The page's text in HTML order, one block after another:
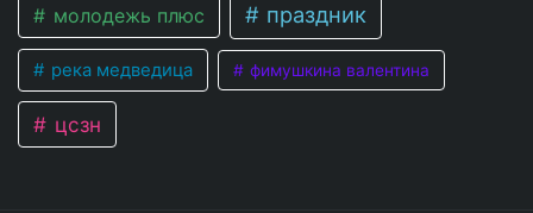
молодежь плюс праздник
река медведица фимушкина валентина
цсзн